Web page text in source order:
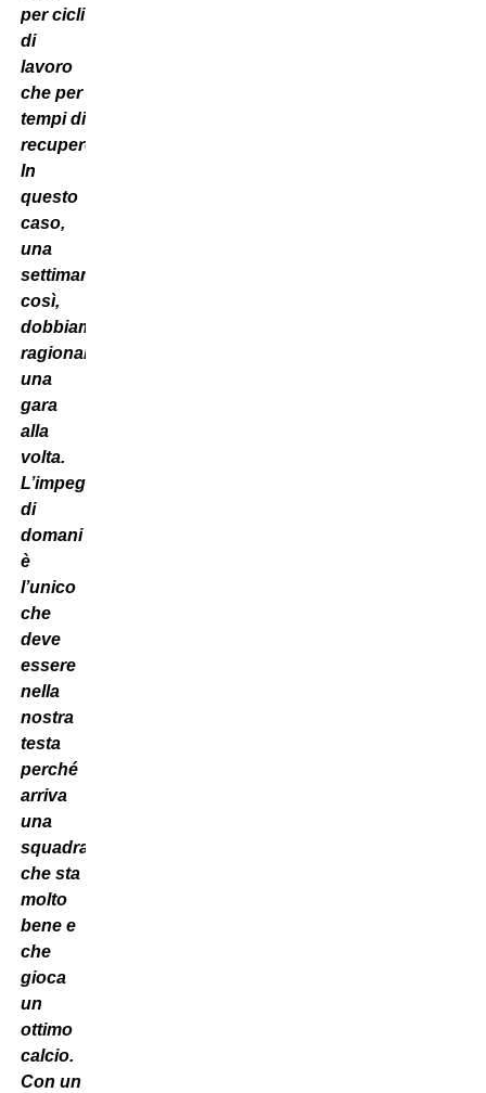
per cicli
di
lavoro
che per
tempi di
recupero.
In
questo
caso,
una
settimana
così,
dobbiamo
ragionare
una
gara
alla
volta.
L’impegno
di
domani
è
l’unico
che
deve
essere
nella
nostra
testa
perché
arriva
una
squadra
che sta
molto
bene e
che
gioca
un
ottimo
calcio.
Con un